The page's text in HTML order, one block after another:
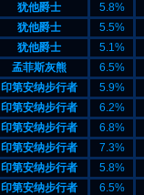
犹他爵士 5.8%
犹他爵士 5.5%
犹他爵士 5.1%
孟菲斯灰熊 6.5%
印第安纳步行者 5.9%
印第安纳步行者 6.2%
印第安纳步行者 6.8%
印第安纳步行者 7.3%
印第安纳步行者 5.8%
印第安纳步行者 6.5%